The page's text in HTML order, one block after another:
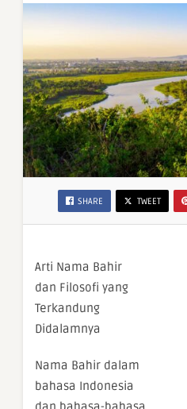
SHARE TWEET
Arti Nama Bahir
dan Filosofi yang
Terkandung
Didalamnya
Nama Bahir dalam
bahasa Indonesia